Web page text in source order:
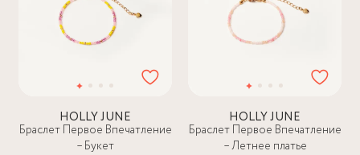
HOLLY JUNE
Браслет Первое Впечатление
– Букет
HOLLY JUNE
Браслет Первое Впечатление
– Летнее платье